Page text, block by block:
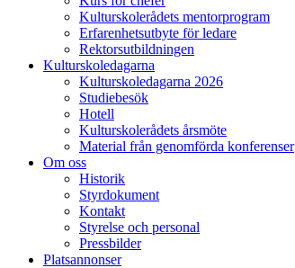
Kulturskolerådets mentorprogram
Erfarenhetsutbyte för ledare
Rektorsutbildningen
Kulturskoledagarna
Kulturskoledagarna 2026
Studiebesök
Hotell
Kulturskolerådets årsmöte
Material från genomförda konferenser
Om oss
Historik
Styrdokument
Kontakt
Styrelse och personal
Pressbilder
Platsannonser